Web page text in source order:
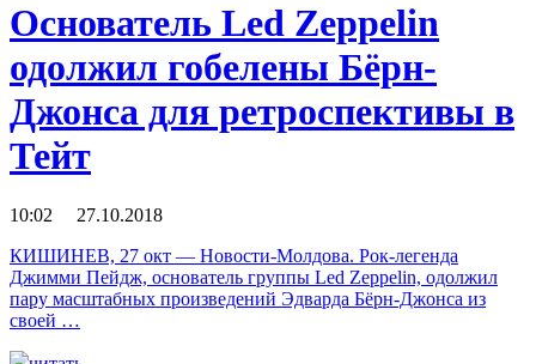
Основатель Led Zeppelin
одолжил гобелены Бёрн-
Джонса для ретроспективы в
Тейт
10:02 27.10.2018
КИШИНЕВ, 27 окт — Новости-Молдова. Рок-легенда
Джимми Пейдж, основатель группы Led Zeppelin, одолжил
пару масштабных произведений Эдварда Бёрн-Джонса из
своей …